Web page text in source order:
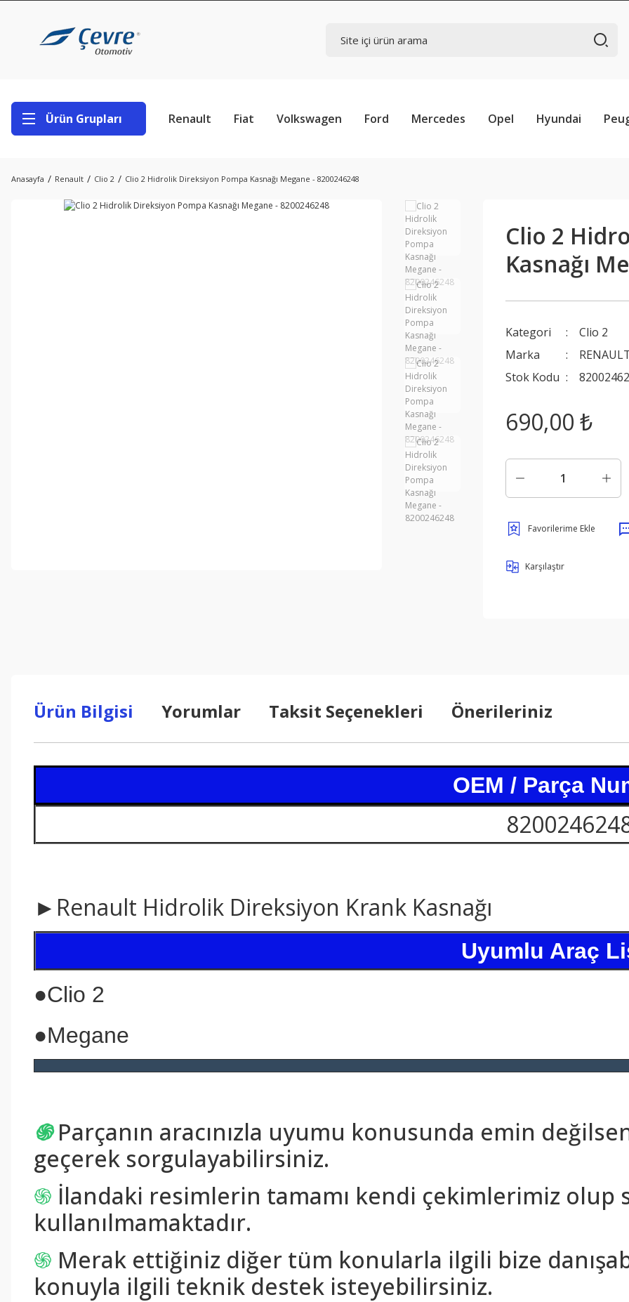
Ürün Grupları Renault Fiat Volkswagen Ford Mercedes Opel Hyundai
Anasayfa Renault Clio 2 Clio 2 Hidrolik Direksiyon Pompa Kasnağı Megane - 8200246248
Clio 2
Kasnağı
Kategori
Clio 2
Marka
Stok Kodu
690,00 ₺
Karşılaştır
Ürün Bilgisi Yorumlar Taksit Seçenekleri Önerileriniz
OEM / Parça
►Renault Hidrolik Direksiyon Krank Kasnağı
Uyumlu Araç
●Clio 2
●Megane
֍ Parçanın aracınızla uyumu konusunda emin
geçerek sorgulayabilirsiniz.
֍ İlandaki resimlerin tamamı kendi çekimlerimiz olup
kullanılmamaktadır.
֍ Merak ettiğiniz diğer tüm konularla ilgili bize
konuyla ilgili teknik destek isteyebilirsiniz.